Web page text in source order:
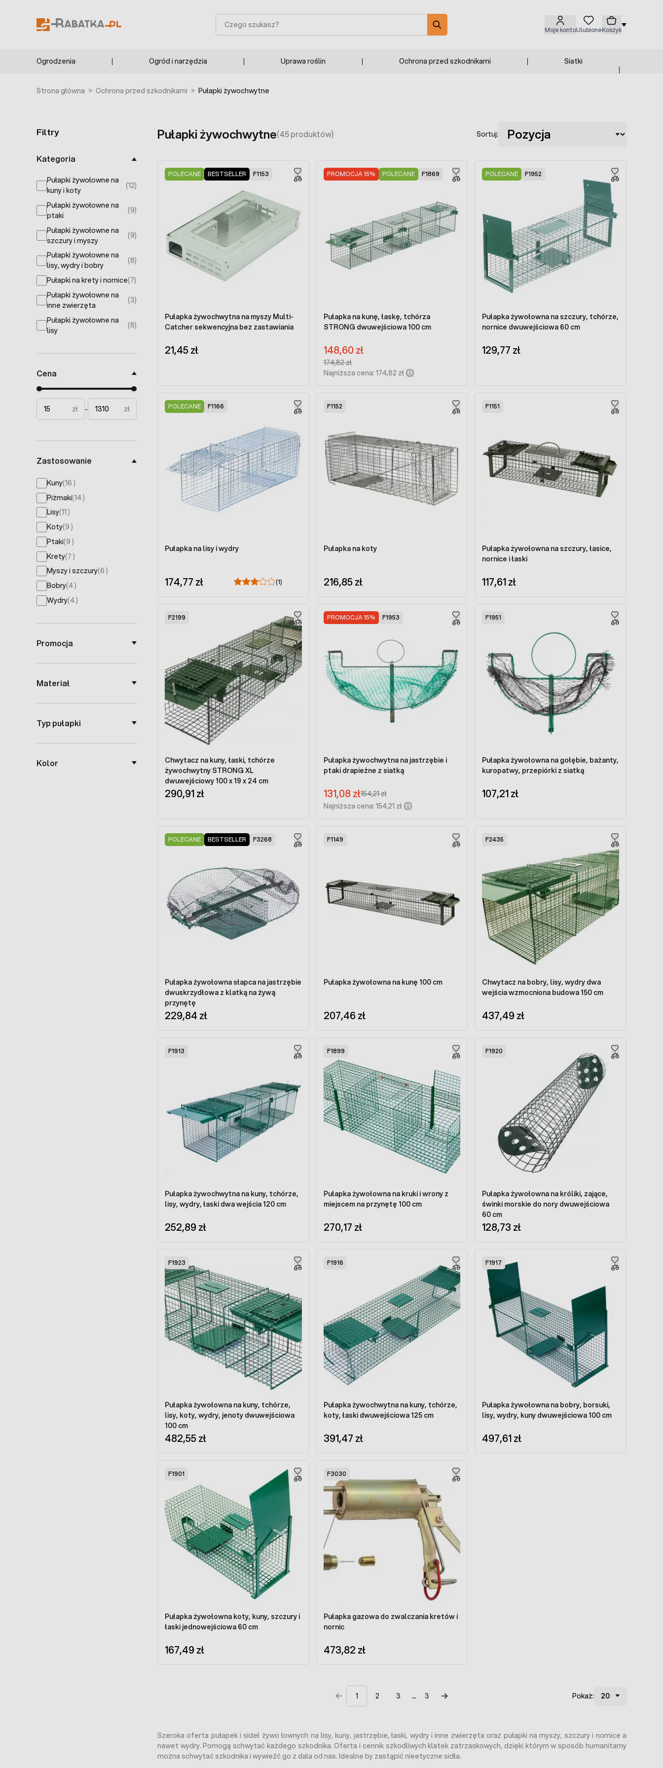
Moje kontoUlubioneKoszyk
Szukaj
Ogrodzenia Ogród i narzędzia Uprawa roślin Ochrona przed szkodnikami Siatki
Strona główna > Ochrona przed szkodnikami > Pułapki żywochwytne
Filtry
Kategoria
Pułapki żywołowne na
kuny i koty
(12)
products available
Pułapki żywołowne na
ptaki
(9)
products available
Pułapki żywołowne na
szczury i myszy
(9)
products available
Pułapki żywołowne na
lisy, wydry i bobry
(8)
products available
Pułapki na krety i nornice(7)
products available
Pułapki żywołowne na
inne zwierzęta
(3)
products available
Pułapki żywołowne na
lisy
(8)
products available
Cena
Minimal price
Maximum price
zł
- zł
Zastosowanie
Kuny(16 products available
)
Piżmaki(14products available
)
Lisy(11 products available
)
Koty(9 products available
)
Ptaki(9 products available
)
Krety(7 products available
)
Myszy i szczury(6 products available
)
Bobry(4products available
)
Wydry(4products available
)
Promocja
Materiał
Typ pułapki
Kolor
Pułapki żywochwytne(45 produktów) Sortuj:
POLECANE BESTSELLER F1153
Pułapka żywochwytna na myszy Multi-
Catcher sekwencyjna bez zastawiania
21,45 zł
PROMOCJA 15% POLECANE F1869
Pułapka na kunę, łaskę, tchórza
STRONG dwuwejściowa 100 cm
Cena promocyjna:
148,60 zł
Regular Price:
174,82 zł
Najniższa cena: 174,82 zł
POLECANE F1952
Pułapka żywołowna na szczury, tchórze,
nornice dwuwejściowa 60 cm
129,77 zł
POLECANE F1166
Pułapka na lisy i wydry
174,77 zł (1)
F1152
Pułapka na koty
216,85 zł
F1151
Pułapka żywołowna na szczury, łasice,
nornice i łaski
117,61 zł
F2199
Chwytacz na kuny, łaski, tchórze
żywochwytny STRONG XL
dwuwejściowy 100 x 19 x 24 cm
290,91 zł
PROMOCJA 15% F1953
Pułapka żywochwytna na jastrzębie i
ptaki drapieżne z siatką
Cena promocyjna:
131,08 złRegular Price:
154,21 zł
Najniższa cena: 154,21 zł
F1951
Pułapka żywołowna na gołębie, bażanty,
kuropatwy, przepiórki z siatką
107,21 zł
POLECANE BESTSELLER F3268
Pułapka żywołowna słapca na jastrzębie
dwuskrzydłowa z klatką na żywą
przynętę
229,84 zł
F1149
Pułapka żywołowna na kunę 100 cm
207,46 zł
F2435
Chwytacz na bobry, lisy, wydry dwa
wejścia wzmocniona budowa 150 cm
437,49 zł
F1913
Pułapka żywochwytna na kuny, tchórze,
lisy, wydry, łaski dwa wejścia 120 cm
252,89 zł
F1899
Pułapka żywołowna na kruki i wrony z
miejscem na przynętę 100 cm
270,17 zł
F1920
Pułapka żywołowna na króliki, zające,
świnki morskie do nory dwuwejściowa
60 cm
128,73 zł
F1923
Pułapka żywołowna na kuny, tchórze,
lisy, koty, wydry, jenoty dwuwejściowa
100 cm
482,55 zł
F1916
Pułapka żywochwytna na kuny, tchórze,
koty, łaski dwuwejściowa 125 cm
391,47 zł
F1917
Pułapka żywołowna na bobry, borsuki,
lisy, wydry, kuny dwuwejściowa 100 cm
497,61 zł
F1901
Pułapka żywołowna koty, kuny, szczury i
łaski jednowejściowa 60 cm
167,49 zł
F3030
Pułapka gazowa do zwalczania kretów i
nornic
473,82 zł
1 2 3 3 Pokaż:
Szeroka oferta pułapek i sideł żywo łownych na lisy, kuny, jastrzębie, łaski, wydry i inne zwierzęta oraz pułapki na myszy, szczury i nornice a
nawet wydry. Pomogą schwytać każdego szkodnika. Oferta i cennik szkodliwych klatek zatrzaskowych, dzięki którym w sposób humanitarny
można schwytać szkodnika i wywieźć go z dala od nas. Idealne by zastąpić nieetyczne sidła.